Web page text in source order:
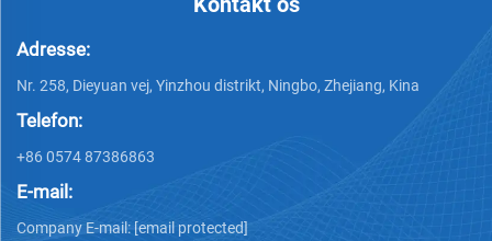
Adresse:
Nr. 258, Dieyuan vej, Yinzhou distrikt, Ningbo, Zhejiang, Kina
Telefon:
+86 0574 87386863
E-mail:
Company E-mail:[email protected]